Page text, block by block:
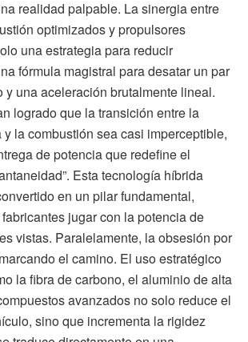
realidad palpable. La sinergia entre
optimizados y propulsores
una estrategia para reducir
fórmula magistral para desatar un par
y una aceleración brutalmente lineal.
logrado que la transición entre la
la combustión sea casi imperceptible,
de potencia que redefine el
Esta tecnología híbrida
en un pilar fundamental,
jugar con la potencia de
vistas. Paralelamente, la obsesión por
el camino. El uso estratégico
la fibra de carbono, el aluminio de alta
avanzados no solo reduce el
sino que incrementa la rigidez